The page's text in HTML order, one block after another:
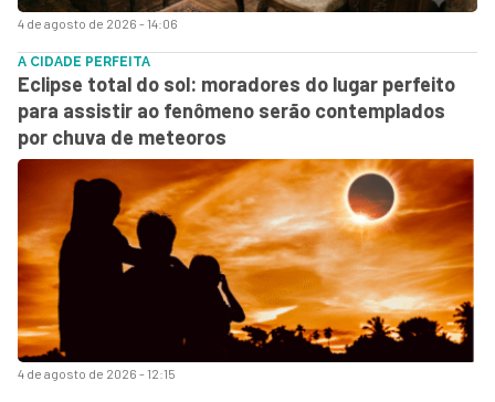
4 de agosto de 2026 - 14:06
4 de agosto de 2026 - 12:15
A CIDADE PERFEITA
Eclipse total do sol: moradores do lugar perfeito
para assistir ao fenômeno serão contemplados
por chuva de meteoros